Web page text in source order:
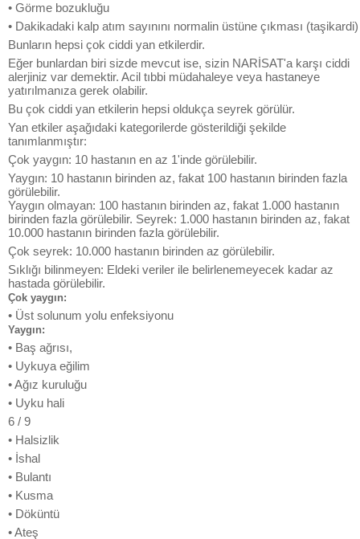
• Görme bozukluğu
• Dakikadaki kalp atım sayınını normalin üstüne çıkması (taşikardi)
Bunların hepsi çok ciddi yan etkilerdir.
Eğer bunlardan biri sizde mevcut ise, sizin NARİSAT'a karşı ciddi
alerjiniz var demektir. Acil tıbbi müdahaleye veya hastaneye
yatırılmanıza gerek olabilir.
Bu çok ciddi yan etkilerin hepsi oldukça seyrek görülür.
Yan etkiler aşağıdaki kategorilerde gösterildiği şekilde
tanımlanmıştır:
Çok yaygın: 10 hastanın en az 1'inde görülebilir.
Yaygın: 10 hastanın birinden az, fakat 100 hastanın birinden fazla
görülebilir.
Yaygın olmayan: 100 hastanın birinden az, fakat 1.000 hastanın
birinden fazla görülebilir. Seyrek: 1.000 hastanın birinden az, fakat
10.000 hastanın birinden fazla görülebilir.
Çok seyrek: 10.000 hastanın birinden az görülebilir.
Sıklığı bilinmeyen: Eldeki veriler ile belirlenemeyecek kadar az
hastada görülebilir.
Çok yaygın:
• Üst solunum yolu enfeksiyonu
Yaygın:
• Baş ağrısı,
• Uykuya eğilim
• Ağız kuruluğu
• Uyku hali
6 / 9
• Halsizlik
• İshal
• Bulantı
• Kusma
• Döküntü
• Ateş